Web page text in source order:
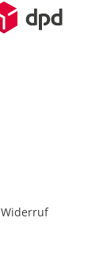
Widerruf